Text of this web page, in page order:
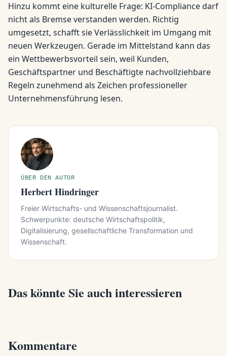
Hinzu kommt eine kulturelle Frage: KI-Compliance darf
nicht als Bremse verstanden werden. Richtig
umgesetzt, schafft sie Verlässlichkeit im Umgang mit
neuen Werkzeugen. Gerade im Mittelstand kann das
ein Wettbewerbsvorteil sein, weil Kunden,
Geschäftspartner und Beschäftigte nachvollziehbare
Regeln zunehmend als Zeichen professioneller
Unternehmensführung lesen.
ÜBER DEN AUTOR
Herbert Hindringer
Freier Wirtschafts- und Wissenschaftsjournalist.
Schwerpunkte: deutsche Wirtschaftspolitik,
Digitalisierung, gesellschaftliche Transformation und
Wissenschaft.
Das könnte Sie auch interessieren
Kommentare